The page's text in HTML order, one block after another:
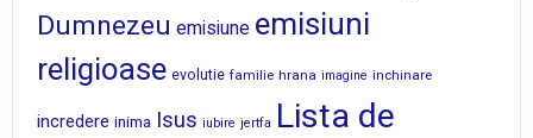
Dumnezeu emisiune emisiuni
religioase evolutie familie hrana imagine inchinare
incredere inima Isus iubire jertfa Lista de